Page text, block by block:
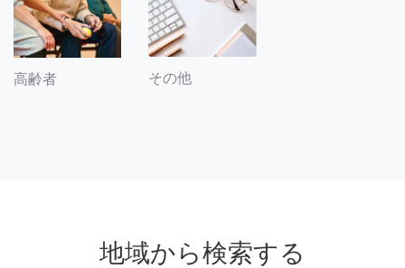
高齢者 その他
地域から検索する